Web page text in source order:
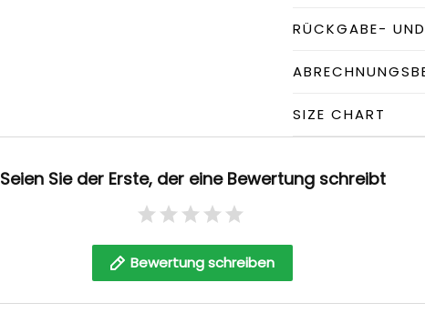
RÜCKGABE-
SIZE CHART
Seien Sie der Erste, der eine Bewertung schreibt
Bewertung schreiben